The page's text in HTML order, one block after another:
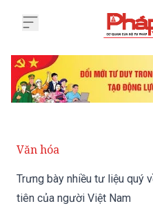
Văn hóa
Trưng bày nhiều tư liệu quý
tiên của người Việt Nam